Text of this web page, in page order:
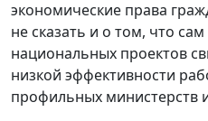
экономические права
не сказать и о том, что
национальных проектов
низкой эффективности
профильных министерств